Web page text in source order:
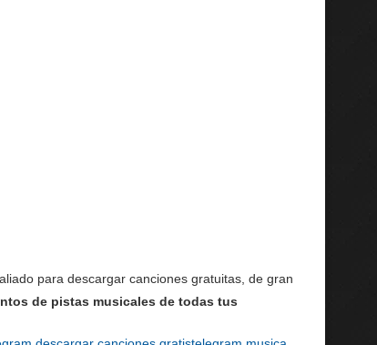
para descargar canciones gratuitas, de gran
de pistas musicales de todas tus